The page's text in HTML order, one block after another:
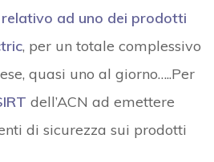
ad uno dei prodotti
, per un totale complessivo
quasi uno al giorno…..Per
dell’ACN ad emettere
di sicurezza sui prodotti